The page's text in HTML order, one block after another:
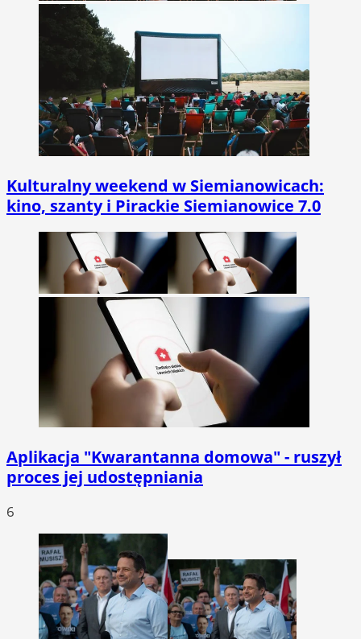
Kulturalny weekend w Siemianowicach:
kino, szanty i Pirackie Siemianowice 7.0
Aplikacja "Kwarantanna domowa" - ruszył
proces jej udostępniania
6